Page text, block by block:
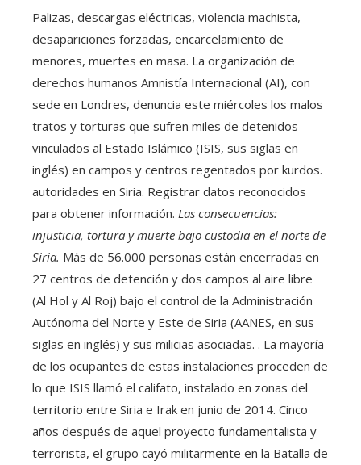
Palizas, descargas eléctricas, violencia machista,
desapariciones forzadas, encarcelamiento de
menores, muertes en masa. La organización de
derechos humanos Amnistía Internacional (AI), con
sede en Londres, denuncia este miércoles los malos
tratos y torturas que sufren miles de detenidos
vinculados al Estado Islámico (ISIS, sus siglas en
inglés) en campos y centros regentados por kurdos.
autoridades en Siria. Registrar datos reconocidos
para obtener información. Las consecuencias:
injusticia, tortura y muerte bajo custodia en el norte de
Siria. Más de 56.000 personas están encerradas en
27 centros de detención y dos campos al aire libre
(Al Hol y Al Roj) bajo el control de la Administración
Autónoma del Norte y Este de Siria (AANES, en sus
siglas en inglés) y sus milicias asociadas. . La mayoría
de los ocupantes de estas instalaciones proceden de
lo que ISIS llamó el califato, instalado en zonas del
territorio entre Siria e Irak en junio de 2014. Cinco
años después de aquel proyecto fundamentalista y
terrorista, el grupo cayó militarmente en la Batalla de